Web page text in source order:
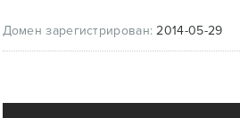
Домен зарегистрирован: 2014-05-29